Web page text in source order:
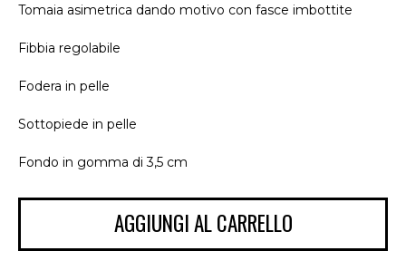
Tomaia asimetrica dando motivo con fasce imbottite
Fibbia regolabile
Fodera in pelle
Sottopiede in pelle
Fondo in gomma di 3,5 cm
AGGIUNGI AL CARRELLO